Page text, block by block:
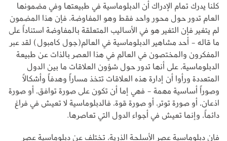
كلنا يدرك تمام الإدراك أن الدبلوماسية في طبيعتها وفي مضمونها
العام تدور حول محور واحد فقط وهو المفاوضة، فإن هذا المضمون
لم يتغير فإن التغير هو في الأساليب المتعلقة بالمفاوضة استناداً على
ما قاله - أحد مشاهير الدبلوماسية في العالم(جول كامبول) لقد عبر
المفكرون والمختصون في العالم في هذا العصر بالذات عن طبيعة
الدبلوماسية، على أنها تدور حول شؤون العلاقات ما بين الدول
المتعددة ورأوا أن إدارة هذه العلاقات تتخذ مساراً وهدفاً وأشكالاً
وصوراً أساسية مهمة - فهي إما أن تكون على صورة توافق، أو صورة
اذعان، أو صورة توتر، أو صورة قوة، فالدبلوماسية لا تعيش في فراغ
دائماً، وإنما تعيش في أجواء الدول التي تعاصرها.
فإن دبلوماسية عصر الأسلحة الذرية، تختلف عن دبلوماسية عصر